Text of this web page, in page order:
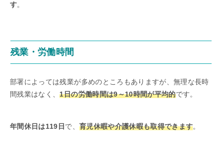
す。
残業・労働時間
部署によっては残業が多めのところもありますが、無理な長時
間残業はなく、1日の労働時間は9～10時間が平均的です。
年間休日は119日 で、 育児休暇や介護休暇も取得できます。